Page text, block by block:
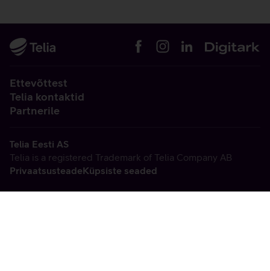
Ettevõttest
Telia kontaktid
Partnerile
Telia Eesti AS
Telia is a registered Trademark of Telia Company AB
PrivaatsusteadeKüpsiste seaded